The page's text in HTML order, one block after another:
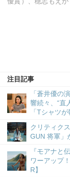
注目記事
「蒼井優の
響続々、“直
「Tシャツ
クリティク
GUN 将軍」
『モアナと
ワーアップ
R】